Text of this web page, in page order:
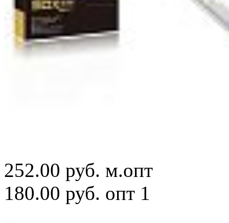
252.00 руб. м.опт
180.00 руб. опт 1